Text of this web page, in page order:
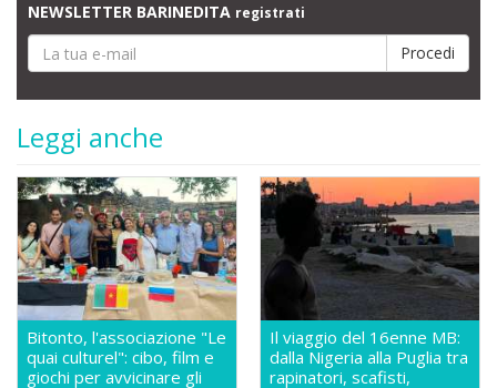
NEWSLETTER BARINEDITA registrati
Leggi anche
Bitonto, l'associazione "Le
quai culturel": cibo, film e
giochi per avvicinare gli
Il viaggio del 16enne MB:
dalla Nigeria alla Puglia tra
rapinatori, scafisti,